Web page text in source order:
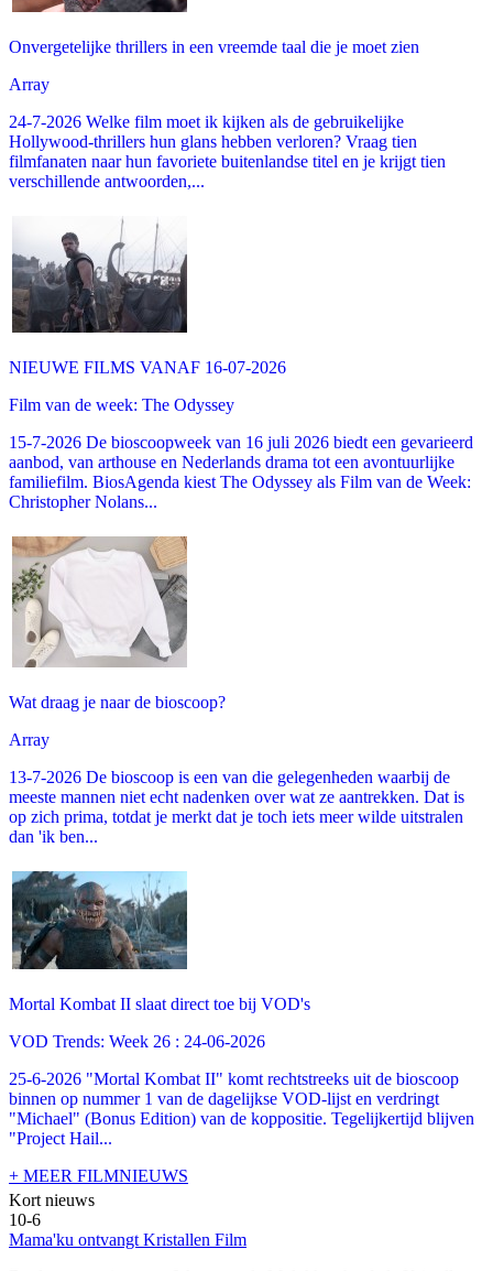
Onvergetelijke thrillers in een vreemde taal die je moet zien
Array
24-7-2026 Welke film moet ik kijken als de gebruikelijke
Hollywood-thrillers hun glans hebben verloren? Vraag tien
filmfanaten naar hun favoriete buitenlandse titel en je krijgt tien
verschillende antwoorden,...
NIEUWE FILMS VANAF 16-07-2026
Film van de week: The Odyssey
15-7-2026 De bioscoopweek van 16 juli 2026 biedt een gevarieerd
aanbod, van arthouse en Nederlands drama tot een avontuurlijke
familiefilm. BiosAgenda kiest The Odyssey als Film van de Week:
Christopher Nolans...
Wat draag je naar de bioscoop?
Array
13-7-2026 De bioscoop is een van die gelegenheden waarbij de
meeste mannen niet echt nadenken over wat ze aantrekken. Dat is
op zich prima, totdat je merkt dat je toch iets meer wilde uitstralen
dan 'ik ben...
Mortal Kombat II slaat direct toe bij VOD's
VOD Trends: Week 26 : 24-06-2026
25-6-2026 "Mortal Kombat II" komt rechtstreeks uit de bioscoop
binnen op nummer 1 van de dagelijkse VOD-lijst en verdringt
"Michael" (Bonus Edition) van de koppositie. Tegelijkertijd blijven
"Project Hail...
+ MEER FILMNIEUWS
Kort nieuws
10-6
Mama'ku ontvangt Kristallen Film